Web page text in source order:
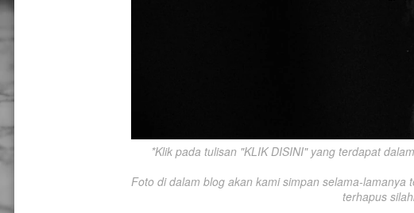
*Klik pada tulisan "KLIK DISINI" yang terdapat
Foto di dalam blog akan kami simpan selama-
terhapus